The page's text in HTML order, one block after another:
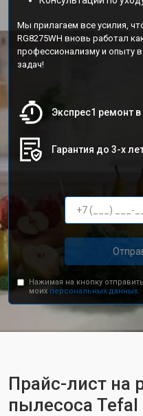
Мы прилагаем все усилия,
RG8275WH вновь работал
профессионализму и опыту
задач!
Экспрес1 ремонт
Гарантия до 3-х
Нажимая на кнопку
моих персональных данных.
Прайс-лист на
пылесоса Tefal